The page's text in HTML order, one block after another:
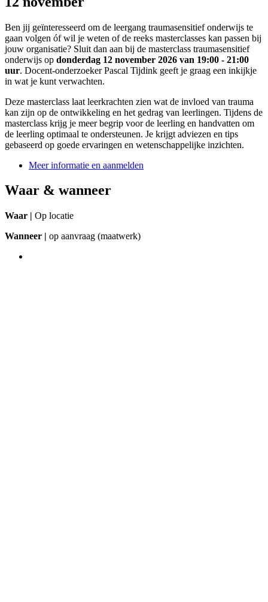
Ben jij geïnteresseerd om de leergang traumasensitief onderwijs te
gaan volgen óf wil je weten of de reeks masterclasses kan passen bij
jouw organisatie? Sluit dan aan bij de masterclass traumasensitief
onderwijs op donderdag 12 november 2026 van 19:00 - 21:00
uur. Docent-onderzoeker Pascal Tijdink geeft je graag een inkijkje
in wat je kunt verwachten.
Deze masterclass laat leerkrachten zien wat de invloed van trauma
kan zijn op de ontwikkeling en het gedrag van leerlingen. Tijdens de
masterclass krijg je meer begrip voor de leerling en handvatten om
de leerling optimaal te ondersteunen. Je krijgt adviezen en tips
gebaseerd op goede ervaringen en wetenschappelijke inzichten.
Meer informatie en aanmelden
Waar & wanneer
Waar | Op locatie
Wanneer | op aanvraag (maatwerk)